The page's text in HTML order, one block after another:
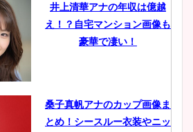
井上清華アナの年収は億越
え！？自宅マンション画像も
豪華で凄い！
桑子真帆アナのカップ画像ま
とめ！シースルー衣装やニッ